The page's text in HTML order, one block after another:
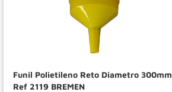
Funil Polietileno Reto Diametro 300mm
Ref 2119 BREMEN